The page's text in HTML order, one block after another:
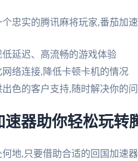
忠实的腾讯麻将玩家,番茄加
低延迟、高流畅的游戏体验
网络连接,降低卡顿卡机的情况
出色的客户支持,随时解决你的
速器助你轻松玩转
何地,只要借助合适的回国加速